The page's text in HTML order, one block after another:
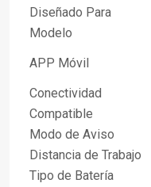
Diseñado Para
Modelo
APP Móvil
Conectividad
Compatible
Modo de Aviso
Distancia de Trabajo
Tipo de Batería